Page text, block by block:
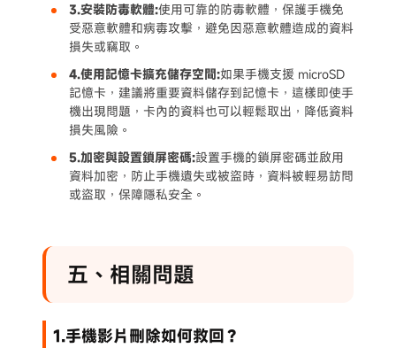
3.安裝防毒軟體:使用可靠的防毒軟體，保護手機免
受惡意軟體和病毒攻擊，避免因惡意軟體造成的資料
損失或竊取。
4.使用記憶卡擴充儲存空間:如果手機支援 microSD
記憶卡，建議將重要資料儲存到記憶卡，這樣即使手
機出現問題，卡內的資料也可以輕鬆取出，降低資料
損失風險。
5.加密與設置鎖屏密碼:設置手機的鎖屏密碼並啟用
資料加密，防止手機遺失或被盜時，資料被輕易訪問
或盜取，保障隱私安全。
五、相關問題
1.手機影片刪除如何救回？